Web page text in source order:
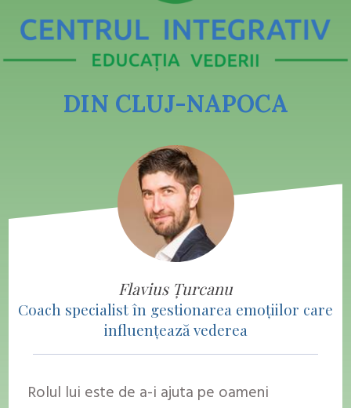
DIN CLUJ-NAPOCA
Flavius Țurcanu
Coach specialist în gestionarea emoțiilor care
influențează vederea
Rolul lui este de a-i ajuta pe oameni